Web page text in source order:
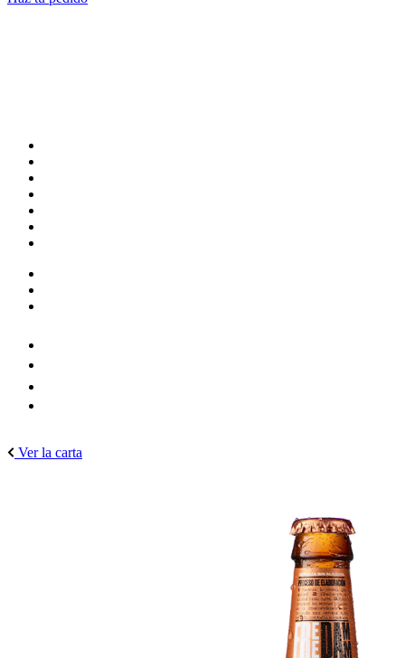
Ver la carta